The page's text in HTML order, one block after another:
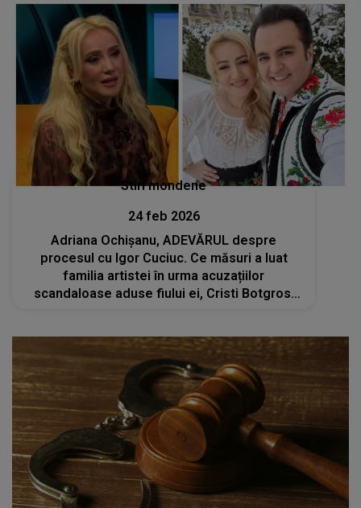
Stiri mondene
24 feb 2026
Adriana Ochișanu, ADEVĂRUL despre
procesul cu Igor Cuciuc. Ce măsuri a luat
familia artistei în urma acuzațiilor
scandaloase aduse fiului ei, Cristi Botgros: